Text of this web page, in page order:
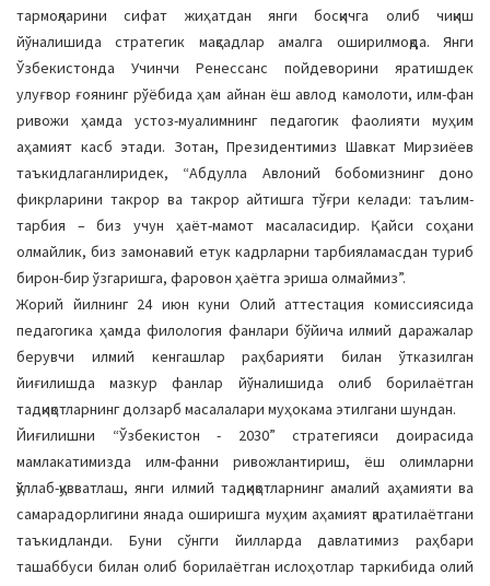
a
v
i
g
a
t
i
o
n
тармоқларини сифат жиҳатдан янги босқичга олиб чиқиш
йўналишида стратегик мақсадлар амалга оширилмоқда. Янги
Ўзбекистонда Учинчи Ренессанс пойдеворини яратишдек
улуғвор ғоянинг рўёбида ҳам айнан ёш авлод камолоти, илм-фан
ривожи ҳамда устоз-муалимнинг педагогик фаолияти муҳим
аҳамият касб этади. Зотан, Президентимиз Шавкат Мирзиёев
таъкидлаганлиридек, “Абдулла Авлоний бобомизнинг доно
фикрларини такрор ва такрор айтишга тўғри келади: таълим-
тарбия – биз учун ҳаёт-мамот масаласидир. Қайси соҳани
олмайлик, биз замонавий етук кадрларни тарбияламасдан туриб
бирон-бир ўзгаришга, фаровон ҳаётга эриша олмаймиз”.
Жорий йилнинг 24 июн куни Олий аттестация комиссиясида
педагогика ҳамда филология фанлари бўйича илмий даражалар
берувчи илмий кенгашлар раҳбарияти билан ўтказилган
йиғилишда мазкур фанлар йўналишида олиб борилаётган
тадқиқотларнинг долзарб масалалари муҳокама этилгани шундан.
Йиғилишни “Ўзбекистон - 2030” стратегияси доирасида
мамлакатимизда илм-фанни ривожлантириш, ёш олимларни
қўллаб-қувватлаш, янги илмий тадқиқотларнинг амалий аҳамияти ва
самарадорлигини янада оширишга муҳим аҳамият қаратилаётгани
таъкидланди. Буни сўнгги йилларда давлатимиз раҳбари
ташаббуси билан олиб борилаётган ислоҳотлар таркибида олий